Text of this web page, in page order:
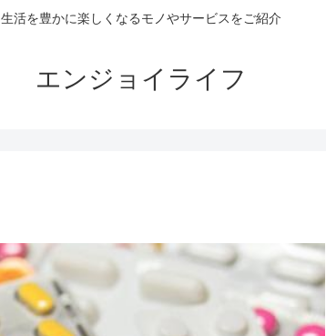
生活を豊かに楽しくなるモノやサービスをご紹介
エンジョイライフ